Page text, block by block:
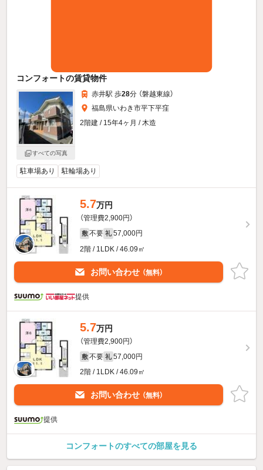
コンフォートの賃貸物件
すべての写真
赤井駅 歩28分 （磐越東線）
福島県いわき市平下平窪
2階建 / 15年4ヶ月 / 木造
駐車場あり 駐輪場あり
5.7万円
（管理費2,900円）
敷 不要 礼 57,000円
2階 / 1LDK / 46.09㎡
お問い合わせ （無料）
提供
5.7万円
（管理費2,900円）
敷 不要 礼 57,000円
2階 / 1LDK / 46.09㎡
お問い合わせ （無料）
提供
コンフォートのすべての部屋を見る